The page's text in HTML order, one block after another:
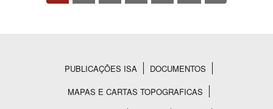
Rodapé
PUBLICAÇÕES ISA
DOCUMENTOS
MAPAS E CARTAS TOPOGRAFICAS